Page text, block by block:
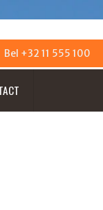
Bel +32 11 555 100